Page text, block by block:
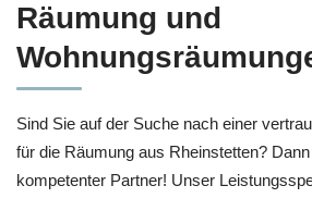
Räumung und
Sind Sie auf der Suche nach einer
für die Räumung aus Rheinstetten?
kompetenter Partner! Unser